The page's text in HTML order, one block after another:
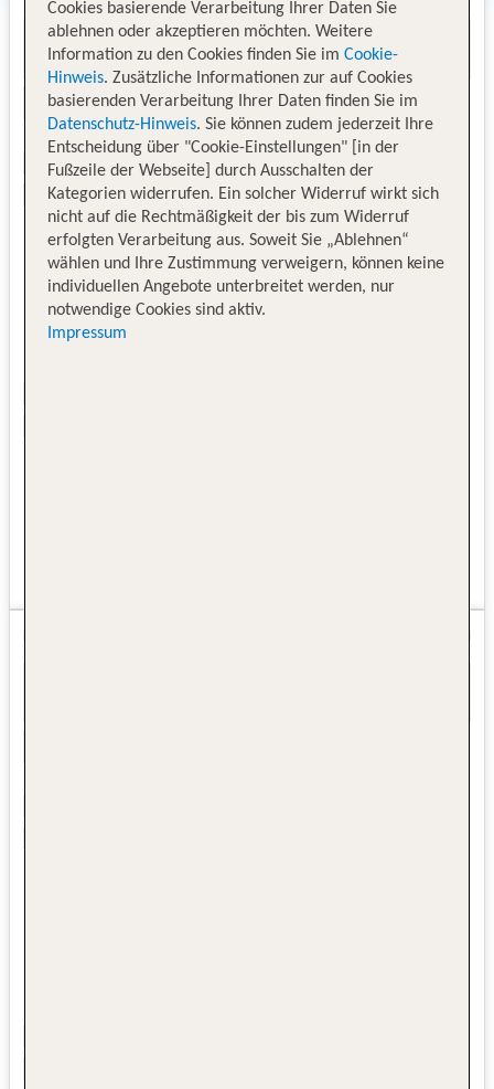
Cookies basierende Verarbeitung Ihrer Daten Sie
ablehnen oder akzeptieren möchten. Weitere
Information zu den Cookies finden Sie im Cookie-
Hinweis. Zusätzliche Informationen zur auf Cookies
basierenden Verarbeitung Ihrer Daten finden Sie im
Datenschutz-Hinweis. Sie können zudem jederzeit Ihre
Entscheidung über "Cookie-Einstellungen" [in der
Fußzeile der Webseite] durch Ausschalten der
Kategorien widerrufen. Ein solcher Widerruf wirkt sich
nicht auf die Rechtmäßigkeit der bis zum Widerruf
erfolgten Verarbeitung aus. Soweit Sie „Ablehnen“
wählen und Ihre Zustimmung verweigern, können keine
individuellen Angebote unterbreitet werden, nur
notwendige Cookies sind aktiv.
Impressum